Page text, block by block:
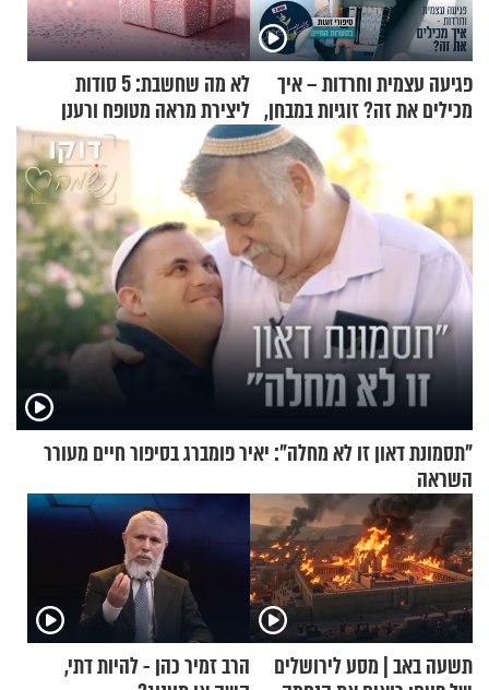
פגיעה עצמית וחרדות – איך
מכילים את זה? זוגיות במבחן,
הפעם עם יהודית ואלתר כהן
לא מה שחשבת: 5 סודות
ליצירת מראה מטופח ורענן
"תסמונת דאון זו לא מחלה": יאיר פומברג בסיפור חיים מעורר
השראה
תשעה באב | מסע לירושלים
הרב זמיר כהן - להיות דתי,